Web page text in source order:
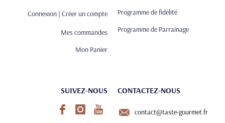
Connexion | Créer un compte
Mes commandes
Mon Panier
Programme de fidélité
Programme de Parrainage
SUIVEZ-NOUS CONTACTEZ-NOUS
contact@taste-gourmet.fr